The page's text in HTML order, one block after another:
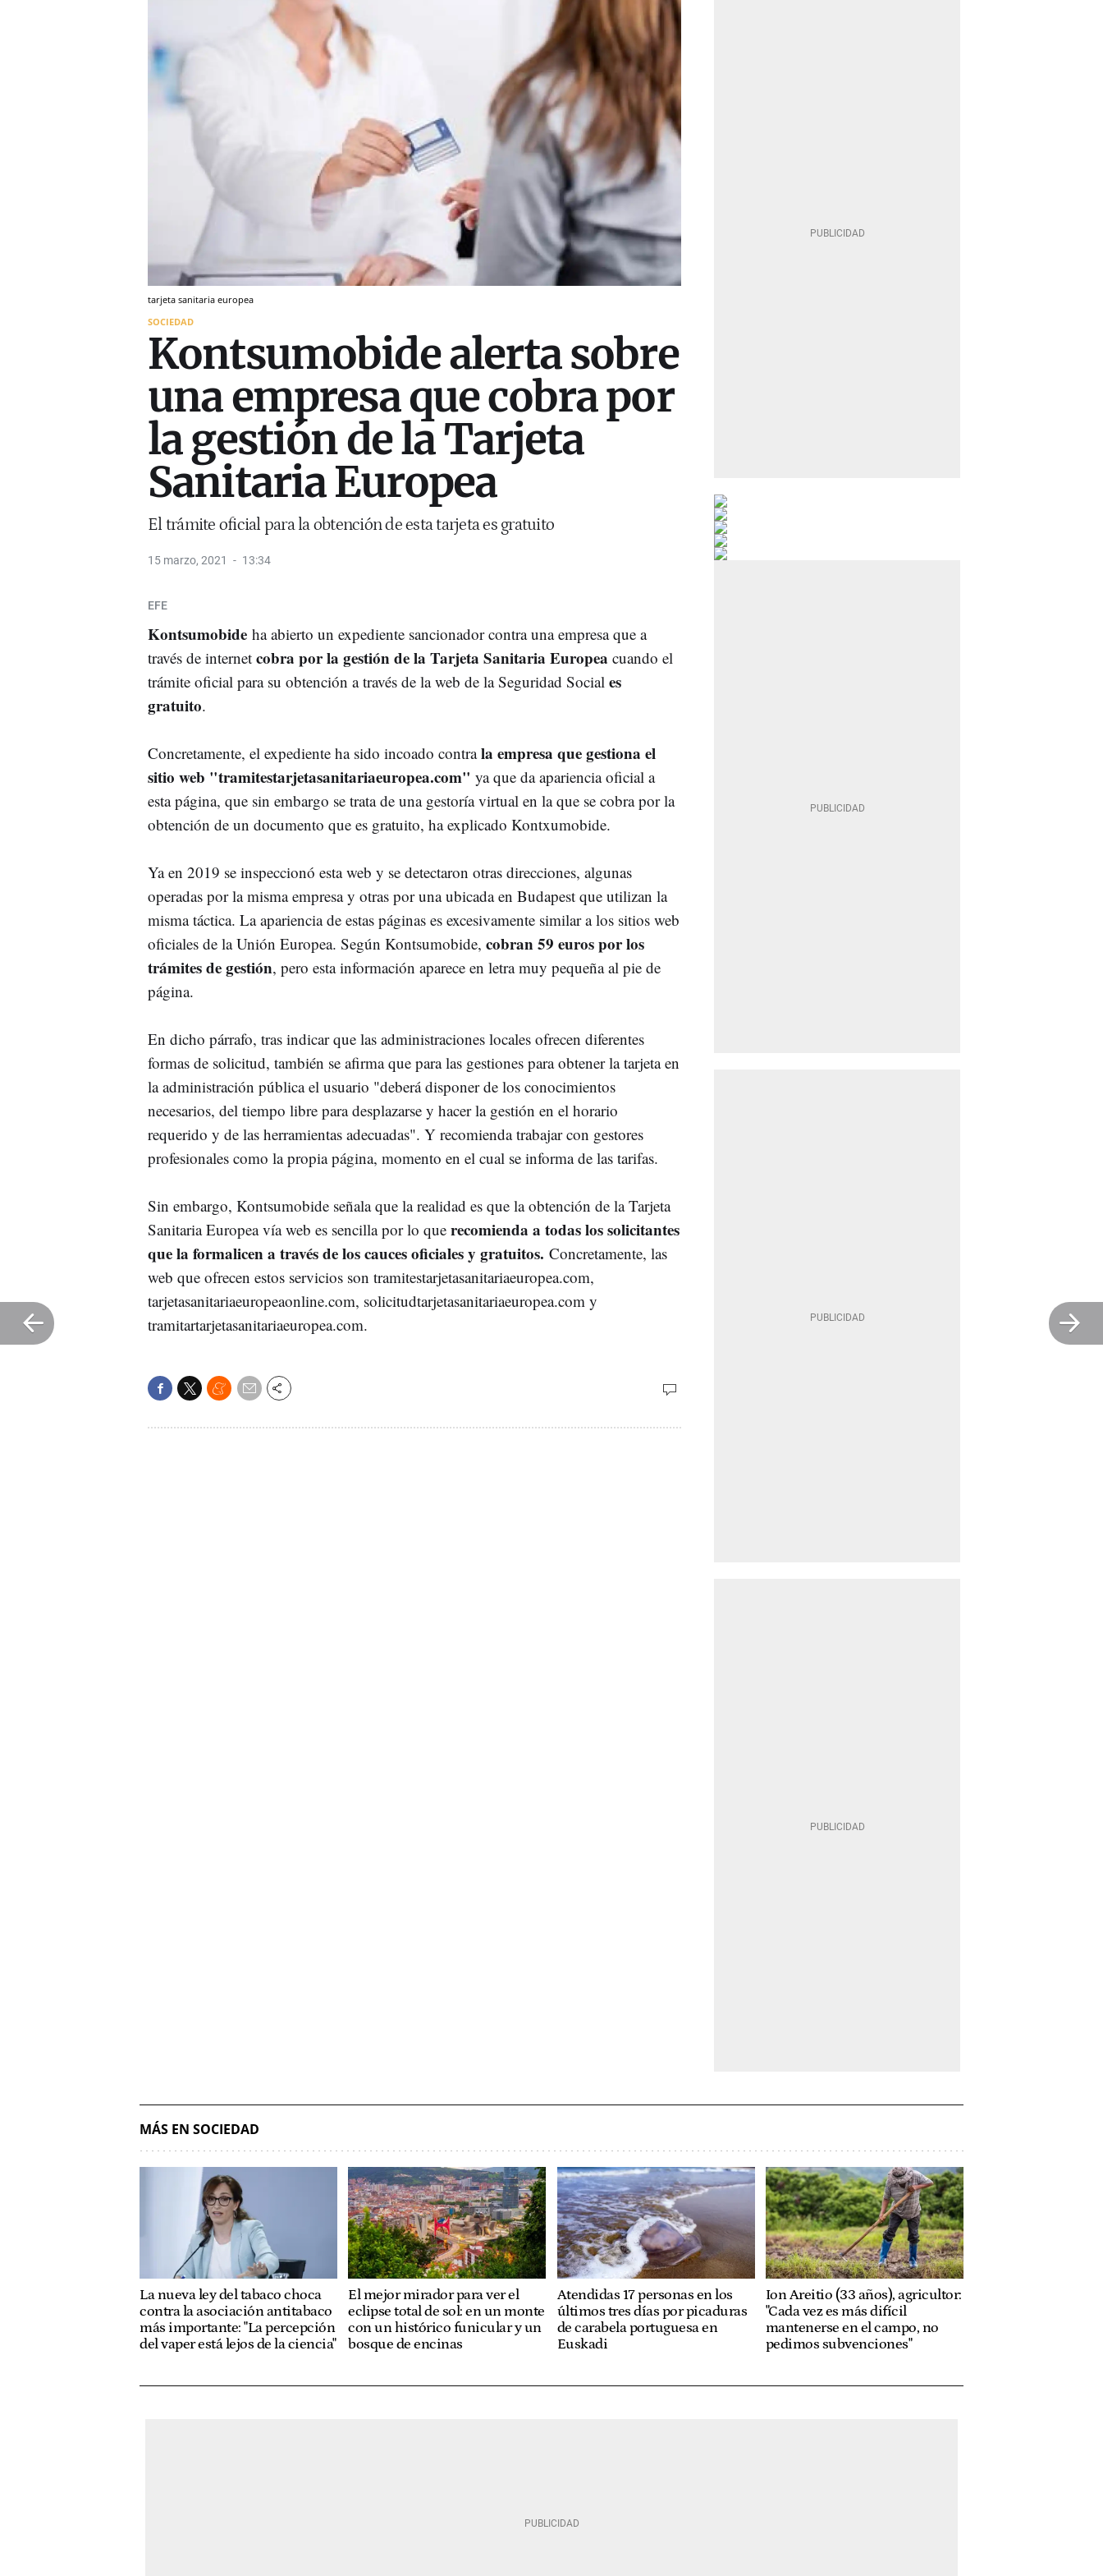
tarjeta sanitaria europea
SOCIEDAD
Kontsumobide alerta sobre
una empresa que cobra por
la gestión de la Tarjeta
Sanitaria Europea
El trámite oficial para la obtención de esta tarjeta es gratuito
15 marzo, 2021 13:34
EFE
Kontsumobide ha abierto un expediente sancionador contra una empresa que a
través de internet cobra por la gestión de la Tarjeta Sanitaria Europea cuando el
trámite oficial para su obtención a través de la web de la Seguridad Social es
gratuito.
Concretamente, el expediente ha sido incoado contrala empresa que gestiona el
sitio web "tramitestarjetasanitariaeuropea.com" ya que da apariencia oficial a
esta página, que sin embargo se trata de una gestoría virtual en la que se cobra por la
obtención de un documento que es gratuito, ha explicado Kontxumobide.
Ya en 2019 se inspeccionó esta web y se detectaron otras direcciones, algunas
operadas por la misma empresa y otras por una ubicada en Budapest que utilizan la
misma táctica. La apariencia de estas páginas es excesivamente similar a los sitios web
oficiales de la Unión Europea. Según Kontsumobide, cobran 59 euros por los
trámites de gestión, pero esta información aparece en letra muy pequeña al pie de
página.
En dicho párrafo, tras indicar que las administraciones locales ofrecen diferentes
formas de solicitud, también se afirma que para las gestiones para obtener la tarjeta en
la administración pública el usuario "deberá disponer de los conocimientos
necesarios, del tiempo libre para desplazarse y hacer la gestión en el horario
requerido y de las herramientas adecuadas". Y recomienda trabajar con gestores
profesionales como la propia página, momento en el cual se informa de las tarifas.
Sin embargo, Kontsumobide señala que la realidad es que la obtención de la Tarjeta
Sanitaria Europea vía web es sencilla por lo que recomienda a todas los solicitantes
que la formalicen a través de los cauces oficiales y gratuitos. Concretamente, las
web que ofrecen estos servicios son tramitestarjetasanitariaeuropea.com,
tarjetasanitariaeuropeaonline.com, solicitudtarjetasanitariaeuropea.com y
tramitartarjetasanitariaeuropea.com.
MÁS EN SOCIEDAD
La nueva ley del tabaco choca
contra la asociación antitabaco
más importante: "La percepción
del vaper está lejos de la ciencia"
El mejor mirador para ver el
eclipse total de sol: en un monte
con un histórico funicular y un
bosque de encinas
Atendidas 17 personas en los
últimos tres días por picaduras
de carabela portuguesa en
Euskadi
Ion Areitio (33 años), agricultor:
"Cada vez es más difícil
mantenerse en el campo, no
pedimos subvenciones"